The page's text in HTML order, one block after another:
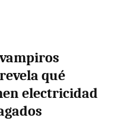
qué
electricidad